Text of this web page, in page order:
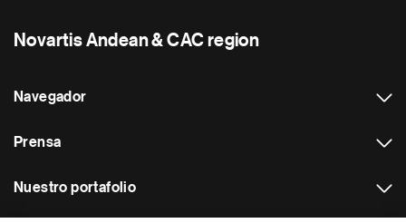
Novartis Andean & CAC region
Navegador
Prensa
Nuestro portafolio